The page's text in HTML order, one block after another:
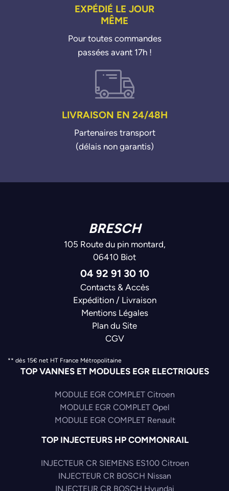
EXPÉDIÉ LE JOUR
MÊME
Pour toutes commandes
passées avant 17h !
LIVRAISON EN 24/48H
Partenaires transport
(délais non garantis)
BRESCH
105 Route du pin montard,
06410 Biot
04 92 91 30 10
Contacts & Accès
Expédition / Livraison
Mentions Légales
Plan du Site
CGV
** dès 15€ net HT France Métropolitaine
TOP VANNES ET MODULES EGR ELECTRIQUES
MODULE EGR COMPLET Citroen
MODULE EGR COMPLET Opel
MODULE EGR COMPLET Renault
TOP INJECTEURS HP COMMONRAIL
INJECTEUR CR SIEMENS ES100 Citroen
INJECTEUR CR BOSCH Nissan
INJECTEUR CR BOSCH Hyundai